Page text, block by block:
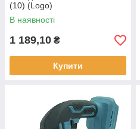
(10) (Logo)
В наявності
1 189,10 ₴
Купити